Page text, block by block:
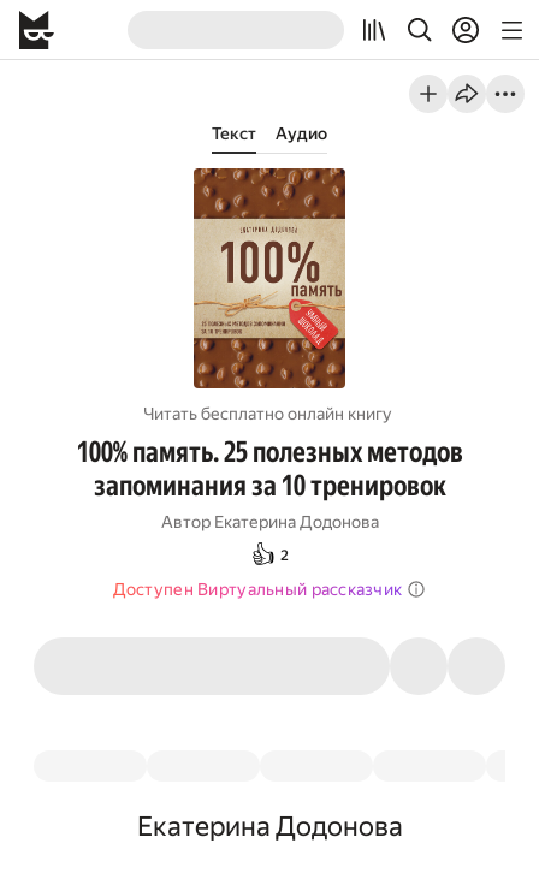
Текст Аудио
Читать бесплатно онлайн книгу
100% память. 25 полезных методов
запоминания за 10 тренировок
Автор Екатерина Додонова
👍 2
Доступен Виртуальный рассказчик
Екатерина Додонова